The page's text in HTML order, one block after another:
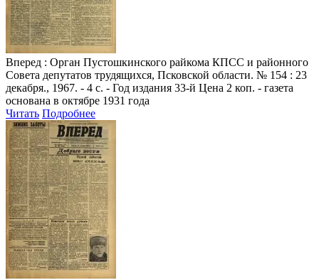
Вперед : Орган Пустошкинского райкома КПСС и районного
Совета депутатов трудящихся, Псковской области. № 154 : 23
декабря., 1967. - 4 с. - Год издания 33-й Цена 2 коп. - газета
основана в октябре 1931 года
Читать Подробнее